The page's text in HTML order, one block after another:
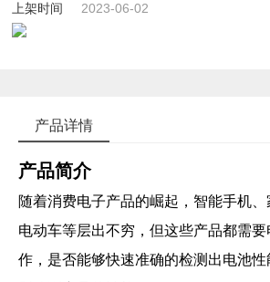
上架时间
2023-06-02
产品详情
产品简介
随着消费电子产品的崛起，智能手机
电动车等层出不穷，但这些产品都需
作，是否能够快速准确的检测出电池